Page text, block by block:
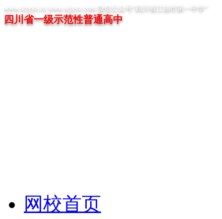
www.scjyyz.cn www.scjyyz.com 微信公众号“四川省江油市第一中学”
四川省一级示范性普通高中
网校首页